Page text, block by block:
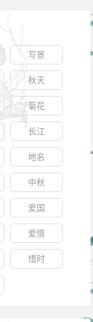
写景
秋天
菊花
长江
地名
中秋
爱国
爱情
惜时